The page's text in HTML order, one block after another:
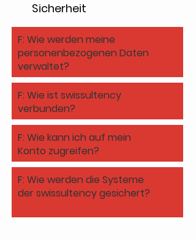
Sicherheit
F: Wie werden meine
personenbezogenen Daten
verwaltet?
F: Wie ist swissultency
verbunden?
F: Wie kann ich auf mein
Konto zugreifen?
F: Wie werden die Systeme
der swissultency gesichert?